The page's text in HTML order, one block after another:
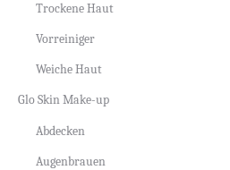
Trockene Haut
Vorreiniger
Weiche Haut
Glo Skin Make-up
Abdecken
Augenbrauen